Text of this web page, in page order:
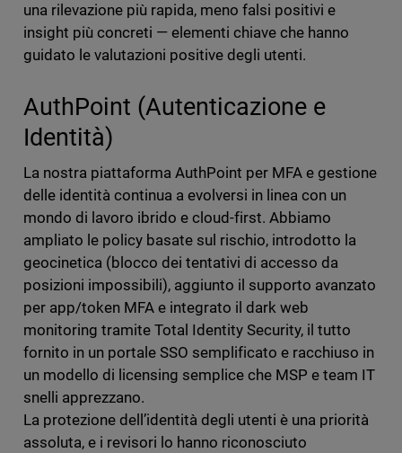
una rilevazione più rapida, meno falsi positivi e
insight più concreti — elementi chiave che hanno
guidato le valutazioni positive degli utenti.
AuthPoint (Autenticazione e
Identità)
La nostra piattaforma AuthPoint per MFA e gestione
delle identità continua a evolversi in linea con un
mondo di lavoro ibrido e cloud-first. Abbiamo
ampliato le policy basate sul rischio, introdotto la
geocinetica (blocco dei tentativi di accesso da
posizioni impossibili), aggiunto il supporto avanzato
per app/token MFA e integrato il dark web
monitoring tramite Total Identity Security, il tutto
fornito in un portale SSO semplificato e racchiuso in
un modello di licensing semplice che MSP e team IT
snelli apprezzano.
La protezione dell’identità degli utenti è una priorità
assoluta, e i revisori lo hanno riconosciuto